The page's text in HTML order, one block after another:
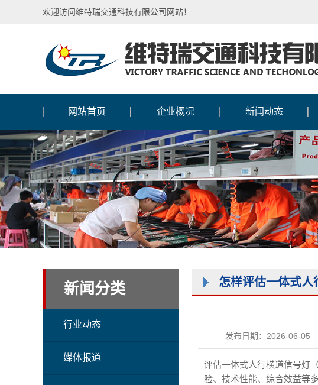
欢迎访问维特瑞交通科技有限公司网站！
网站首页 企业概况
公司介绍
企业文化
企业图腾
国际合作
加入我们
新闻动态
行业动态
媒体报道
公司新闻
人物风采
新闻分类
行业动态
媒体报道
怎样评估一体式人
发布日期： 2026-06-05
评估一体式人行横道信号灯
验、技术性能、综合效益等